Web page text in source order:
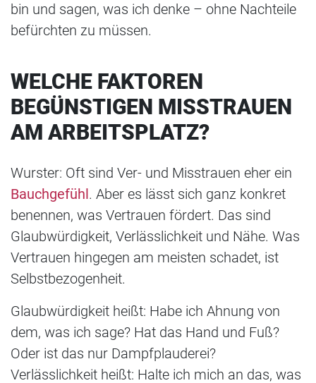
bin und sagen, was ich denke – ohne Nachteile
befürchten zu müssen.
WELCHE FAKTOREN
BEGÜNSTIGEN MISSTRAUEN
AM ARBEITSPLATZ?
Wurster: Oft sind Ver- und Misstrauen eher ein
Bauchgefühl. Aber es lässt sich ganz konkret
benennen, was Vertrauen fördert. Das sind
Glaubwürdigkeit, Verlässlichkeit und Nähe. Was
Vertrauen hingegen am meisten schadet, ist
Selbstbezogenheit.
Glaubwürdigkeit heißt: Habe ich Ahnung von
dem, was ich sage? Hat das Hand und Fuß?
Oder ist das nur Dampfplauderei?
Verlässlichkeit heißt: Halte ich mich an das, was